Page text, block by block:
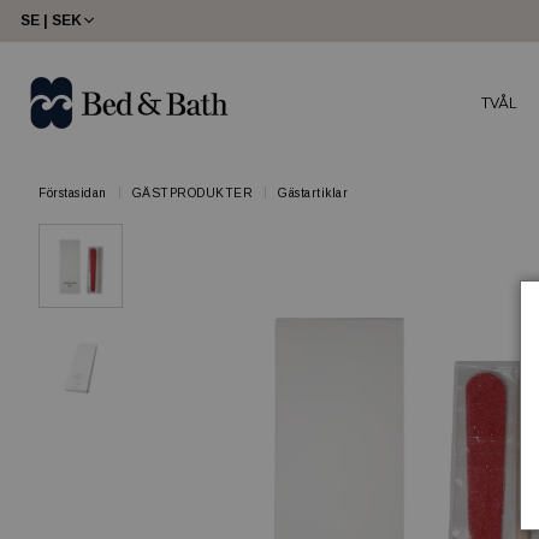
SE | SEK
TVÅL
Förstasidan GÄSTPRODUKTER Gästartiklar